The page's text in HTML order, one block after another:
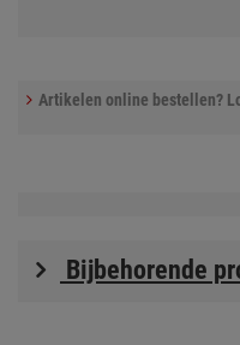
Artikelen online bestellen?
Bijbehorende